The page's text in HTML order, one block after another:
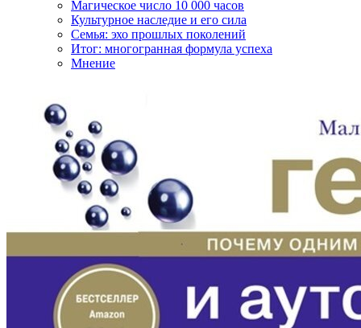
Магическое число 10 000 часов
Культурное наследие и его сила
Семья: эхо прошлых поколений
Итог: многогранная формула успеха
Мнение